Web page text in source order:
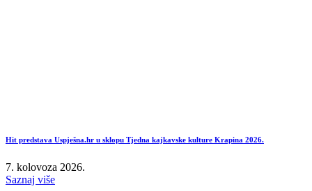
Hit predstava Uspješna.hr u sklopu Tjedna kajkavske kulture Krapina 2026.
7. kolovoza 2026.
Saznaj više